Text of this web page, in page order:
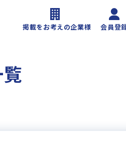
掲載をお考えの企業様 会員登